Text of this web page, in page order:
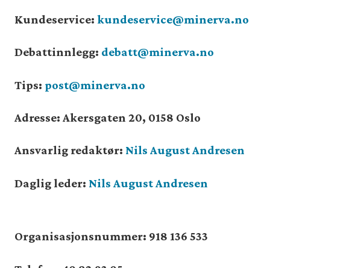
Kundeservice: kundeservice@minerva.no
Debattinnlegg: debatt@minerva.no
Tips: post@minerva.no
Adresse: Akersgaten 20, 0158 Oslo
Ansvarlig redaktør: Nils August Andresen
Daglig leder: Nils August Andresen
Organisasjonsnummer: 918 136 533